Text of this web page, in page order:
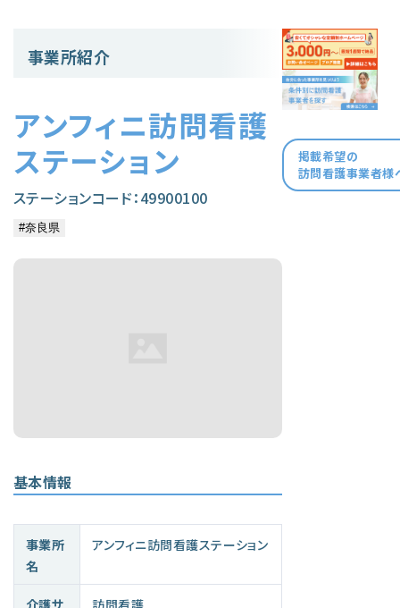
事業所紹介
アンフィニ訪問看護
ステーション
ステーションコード：49900100
基本情報
事業所
名
アンフィニ訪問看護ステーション
介護サ 訪問看護
掲載希望の
訪問看護事業者様